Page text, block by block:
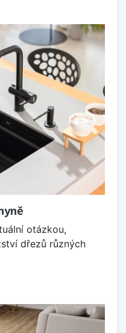
otázkou,
dřezů různých